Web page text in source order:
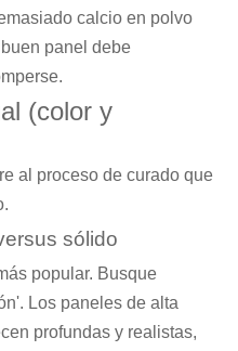
calcio en polvo
panel debe
(color y
al proceso de curado que
sólido
popular. Busque
Los paneles de alta
profundas y realistas,